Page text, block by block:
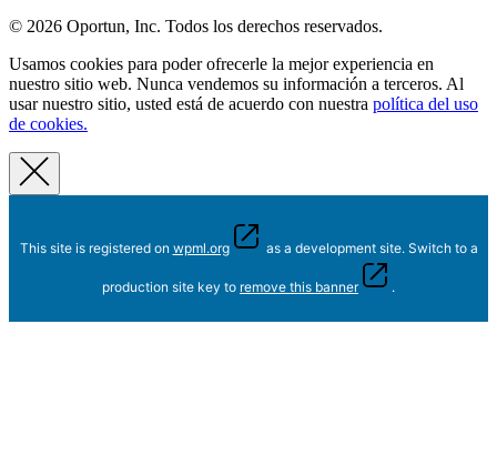
© 2026 Oportun, Inc. Todos los derechos reservados.
Usamos cookies para poder ofrecerle la mejor experiencia en
nuestro sitio web. Nunca vendemos su información a terceros. Al
usar nuestro sitio, usted está de acuerdo con nuestra política del uso
de cookies.
This site is registered on wpml.org as a development site. Switch to a
production site key to remove this banner .